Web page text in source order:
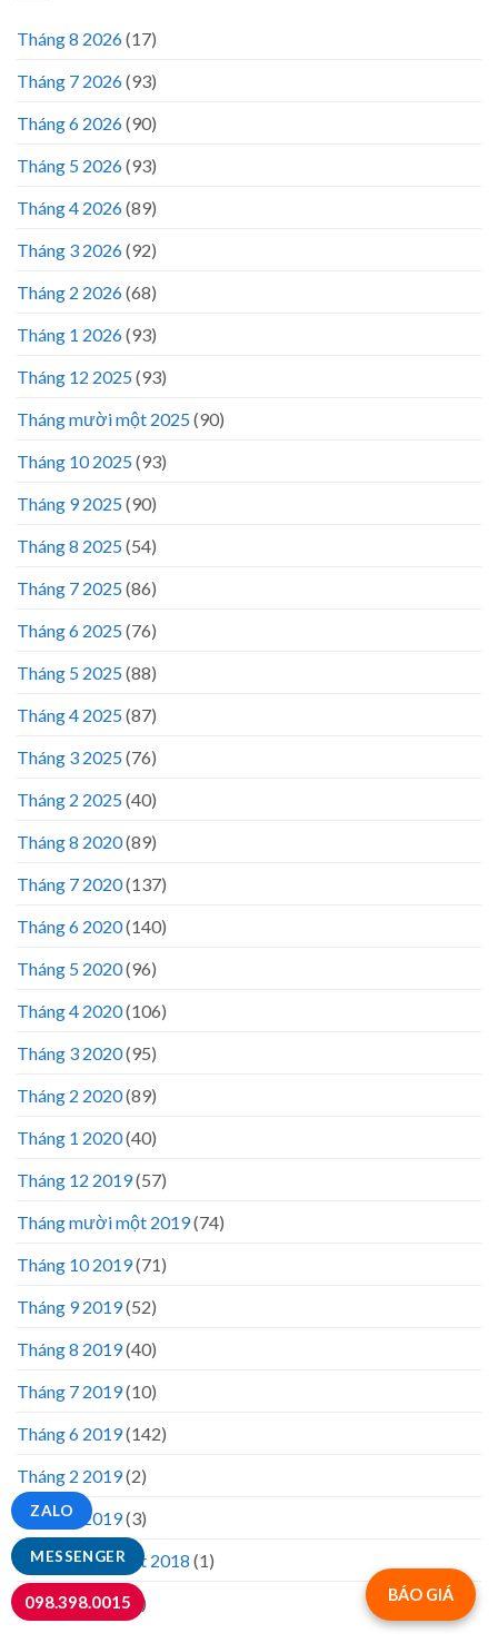
MESSENGER
ZALO
098.398.0015
Tháng 8 2026(17)
Tháng 7 2026(93)
Tháng 6 2026(90)
Tháng 5 2026(93)
Tháng 4 2026(89)
Tháng 3 2026(92)
Tháng 2 2026(68)
Tháng 1 2026(93)
Tháng 12 2025(93)
Tháng mười một 2025(90)
Tháng 10 2025(93)
Tháng 9 2025(90)
Tháng 8 2025(54)
Tháng 7 2025(86)
Tháng 6 2025(76)
Tháng 5 2025(88)
Tháng 4 2025(87)
Tháng 3 2025(76)
Tháng 2 2025(40)
Tháng 8 2020(89)
Tháng 7 2020(137)
Tháng 6 2020(140)
Tháng 5 2020(96)
Tháng 4 2020(106)
Tháng 3 2020(95)
Tháng 2 2020(89)
Tháng 1 2020(40)
Tháng 12 2019(57)
Tháng mười một 2019(74)
Tháng 10 2019(71)
Tháng 9 2019(52)
Tháng 8 2019(40)
Tháng 7 2019(10)
Tháng 6 2019(142)
Tháng 2 2019(2)
Tháng 1 2019(3)
Tháng mười một 2018 (1)
Tháng 7 2018(1) BÁO GIÁ